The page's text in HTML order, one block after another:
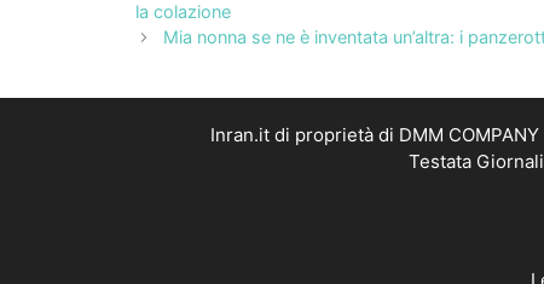
la colazione
Mia nonna se ne è inventata un’altra: i
Inran.it di proprietà di DMM
Testata